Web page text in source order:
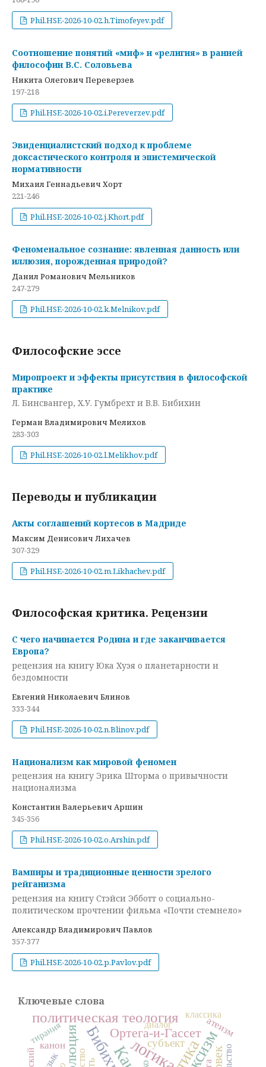
Phil.HSE-2026-10-02.h.Timofeyev.pdf
Соотношение понятий «миф» и «религия» в ранней
философии В.С. Соловьева
Никита Олегович Переверзев
197-218
Phil.HSE-2026-10-02.i.Pereverzev.pdf
Эвиденциалистский подход к проблеме
доксастического контроля и эпистемической
нормативности
Михаил Геннадьевич Хорт
221-246
Phil.HSE-2026-10-02.j.Khort.pdf
Феноменальное сознание: явленная данность или
иллюзия, порожденная природой?
Данил Романович Мельников
247-279
Phil.HSE-2026-10-02.k.Melnikov.pdf
Философские эссе
Миропроект и эффекты присутствия в философской
практике
Л. Бинсвангер, Х.У. Гумбрехт и В.В. Бибихин
Герман Владимирович Мелихов
283-303
Phil.HSE-2026-10-02.l.Melikhov.pdf
Переводы и публикации
Акты соглашений кортесов в Мадриде
Максим Денисович Лихачев
307-329
Phil.HSE-2026-10-02.m.Likhachev.pdf
Философская критика. Рецензии
С чего начинается Родина и где заканчивается
Европа?
рецензия на книгу Юка Хуэя о планетарности и
бездомности
Евгений Николаевич Блинов
333-344
Phil.HSE-2026-10-02.n.Blinov.pdf
Национализм как мировой феномен
рецензия на книгу Эрика Шторма о привычности
национализма
Константин Валерьевич Аршин
345-356
Phil.HSE-2026-10-02.o.Arshin.pdf
Вампиры и традиционные ценности зрелого
рейганизма
рецензия на книгу Стэйси Эбботт о социально-
политическом прочтении фильма «Почти стемнело»
Александр Владимирович Павлов
357-377
Phil.HSE-2026-10-02.p.Pavlov.pdf
Ключевые слова
этика
логика
Бибихин
политическая теология
Ортега-и-Гассет
субъект
канон
атеизм
язык
тирания диалог
классика